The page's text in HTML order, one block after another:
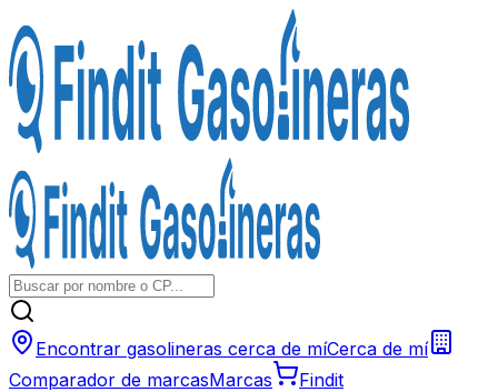
Encontrar gasolineras cerca de míCerca de mí
Comparador de marcasMarcas
Findit